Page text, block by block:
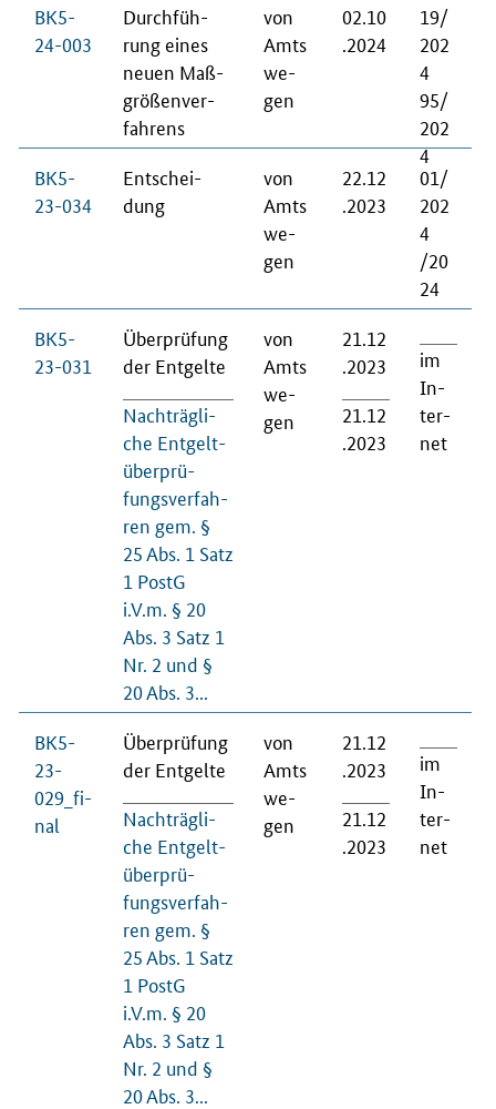
BK5-
24-003
Durch­füh­
rung ei­nes
neu­en Maß­
grö­ßen­ver­
fah­rens
von
Amts
we­
gen
02.10
.2024
19/
202
4
95/
202
4
BK5-
23-034
Ent­schei­
dung
von
Amts
we­
gen
22.12
.2023
01/
202
4
/20
24
BK5-
23-031
Über­prü­fung
der Ent­gel­te
Nach­träg­li­
che Ent­gelt­
über­prü­
fungs­ver­fah­
ren gem. §
25 Abs. 1 Satz
1 PostG
i.V.m. § 20
Abs. 3 Satz 1
Nr. 2 und §
20 Abs. 3...
von
Amts
we­
gen
21.12
.2023
21.12
.2023
im
In­
ter­
net
BK5-
23-
029_fi­
nal
Über­prü­fung
der Ent­gel­te
Nach­träg­li­
che Ent­gelt­
über­prü­
fungs­ver­fah­
ren gem. §
25 Abs. 1 Satz
1 PostG
i.V.m. § 20
Abs. 3 Satz 1
Nr. 2 und §
20 Abs. 3...
von
Amts
we­
gen
21.12
.2023
21.12
.2023
im
In­
ter­
net